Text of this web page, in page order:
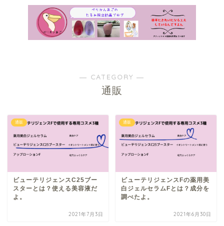
― CATEGORY ―
通販
通販
ビューテリジェンスC25ブー
スターとは？使える美容液だ
よ。
2021年7月3日
通販
ビューテリジェンスFの薬用美
白ジェルセラムFとは？成分を
調べたよ。
2021年6月30日